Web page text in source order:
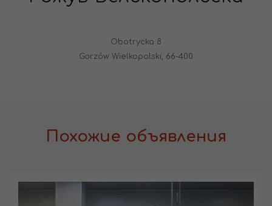
Obotrycka 8
Gorzów Wielkopolski, 66-400
Похожие объявления